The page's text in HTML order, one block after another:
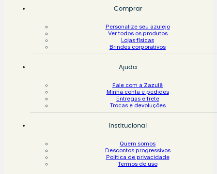
Comprar
Personalize seu azulejo
Ver todos os produtos
Lojas físicas
Brindes corporativos
Ajuda
Fale com a Zazulê
Minha conta e pedidos
Entregas e frete
Trocas e devoluções
Institucional
Quem somos
Descontos progressivos
Política de privacidade
Termos de uso